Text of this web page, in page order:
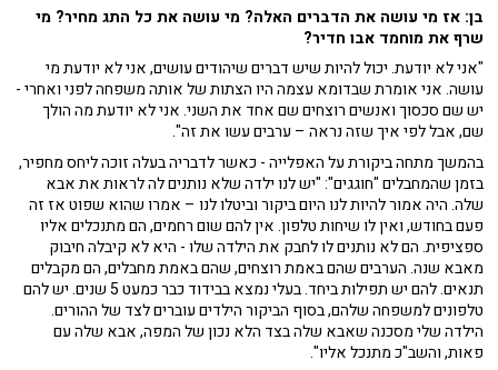
בן: אז מי עושה את הדברים האלה? מי עושה את כל התג מחיר? מי
שרף את מוחמד אבו חדיר?
"אני לא יודעת. יכול להיות שיש דברים שיהודים עושים, אני לא יודעת מי
עושה. אני אומרת שבדומא עצמה היו הצתות של אותה משפחה לפני ואחרי -
יש שם סכסוך ואנשים רוצחים שם אחד את השני. אני לא יודעת מה הולך
שם, אבל לפי איך שזה נראה – ערבים עשו את זה".
בהמשך מתחה ביקורת על האפלייה - כאשר לדבריה בעלה זוכה ליחס מחפיר,
בזמן שהמחבלים "חוגגים": "יש לנו ילדה שלא נותנים לה לראות את אבא
שלה. היה אמור להיות לנו היום ביקור וביטלו לנו – אמרו שהוא שפוט אז זה
פעם בחודש, ואין לו שיחות טלפון. אין להם שום רחמים, הם מתנכלים אליו
ספציפית. הם לא נותנים לו לחבק את הילדה שלו - היא לא קיבלה חיבוק
מאבא שנה. הערבים שהם באמת רוצחים, שהם באמת מחבלים, הם מקבלים
תנאים. להם יש תפילות ביחד. בעלי נמצא בבידוד כבר כמעט 5 שנים. יש להם
טלפונים למשפחה שלהם, בסוף הביקור הילדים עוברים לצד של ההורים.
הילדה שלי מסכנה שאבא שלה בצד הלא נכון של המפה, אבא שלה עם
פאות, והשב"כ מתנכל אליו".